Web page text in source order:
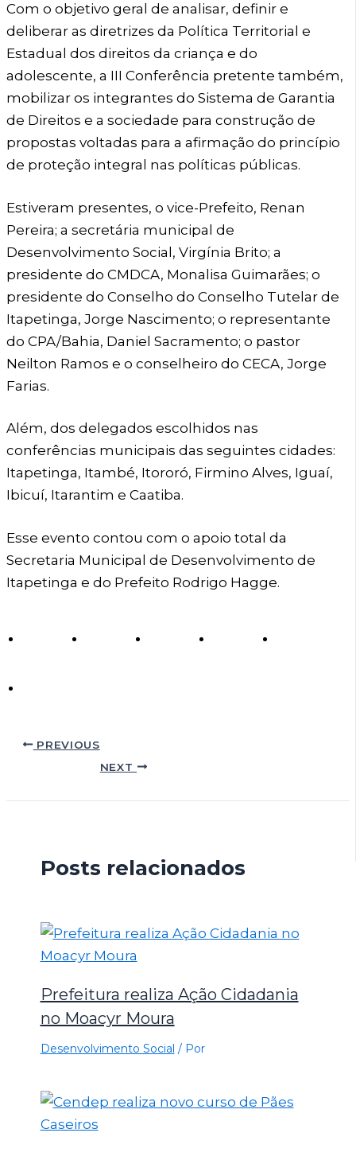
Com o objetivo geral de analisar, definir e
deliberar as diretrizes da Política Territorial e
Estadual dos direitos da criança e do
adolescente, a III Conferência pretente também,
mobilizar os integrantes do Sistema de Garantia
de Direitos e a sociedade para construção de
propostas voltadas para a afirmação do princípio
de proteção integral nas políticas públicas.
Estiveram presentes, o vice-Prefeito, Renan
Pereira; a secretária municipal de
Desenvolvimento Social, Virgínia Brito; a
presidente do CMDCA, Monalisa Guimarães; o
presidente do Conselho do Conselho Tutelar de
Itapetinga, Jorge Nascimento; o representante
do CPA/Bahia, Daniel Sacramento; o pastor
Neilton Ramos e o conselheiro do CECA, Jorge
Farias.
Além, dos delegados escolhidos nas
conferências municipais das seguintes cidades:
Itapetinga, Itambé, Itororó, Firmino Alves, Iguaí,
Ibicuí, Itarantim e Caatiba.
Esse evento contou com o apoio total da
Secretaria Municipal de Desenvolvimento de
Itapetinga e do Prefeito Rodrigo Hagge.
PREVIOUS
NEXT
Posts relacionados
Prefeitura realiza Ação Cidadania
no Moacyr Moura
Desenvolvimento Social / Por